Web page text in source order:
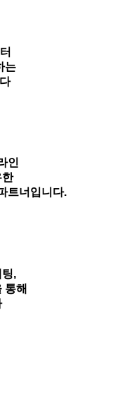
는
인
한
트너입니다.
,
통해